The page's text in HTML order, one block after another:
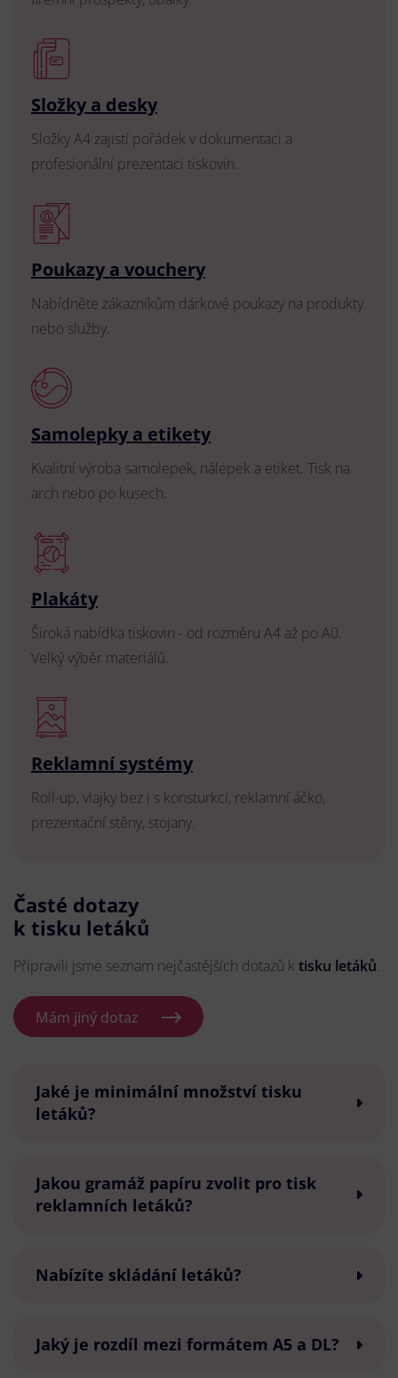
Složky a desky
Složky A4 zajistí pořádek v dokumentaci a
profesionální prezentaci tiskovin.
Poukazy a vouchery
Nabídněte zákazníkům dárkové poukazy na produkty
nebo služby.
Samolepky a etikety
Kvalitní výroba samolepek, nálepek a etiket. Tisk na
arch nebo po kusech.
Plakáty
Široká nabídka tiskovin - od rozměru A4 až po A0.
Velký výběr materiálů.
Reklamní systémy
Roll-up, vlajky bez i s konsturkcí, reklamní áčko,
prezentační stěny, stojany.
Časté dotazy
k tisku letáků
Připravili jsme seznam nejčastějších dotazů k tisku letáků.
Mám jiný dotaz
Jaké je minimální množství tisku
letáků?
Jakou gramáž papíru zvolit pro tisk
reklamních letáků?
Nabízíte skládání letáků?
Jaký je rozdíl mezi formátem A5 a DL?